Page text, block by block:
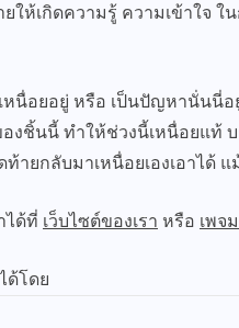
ห้เกิดความรู้ ความเข้าใจ ใ
หนื่อยอยู่ หรือ เป็นปัญหานั่น
องชิ้นนี้ ทำให้ช่วงนี้เหนื่อยแ
ายกลับมาเหนื่อยเองเอาได้
ได้ที่ เว็บไซต์ของเรา หรือ เพจ
ด้โดย